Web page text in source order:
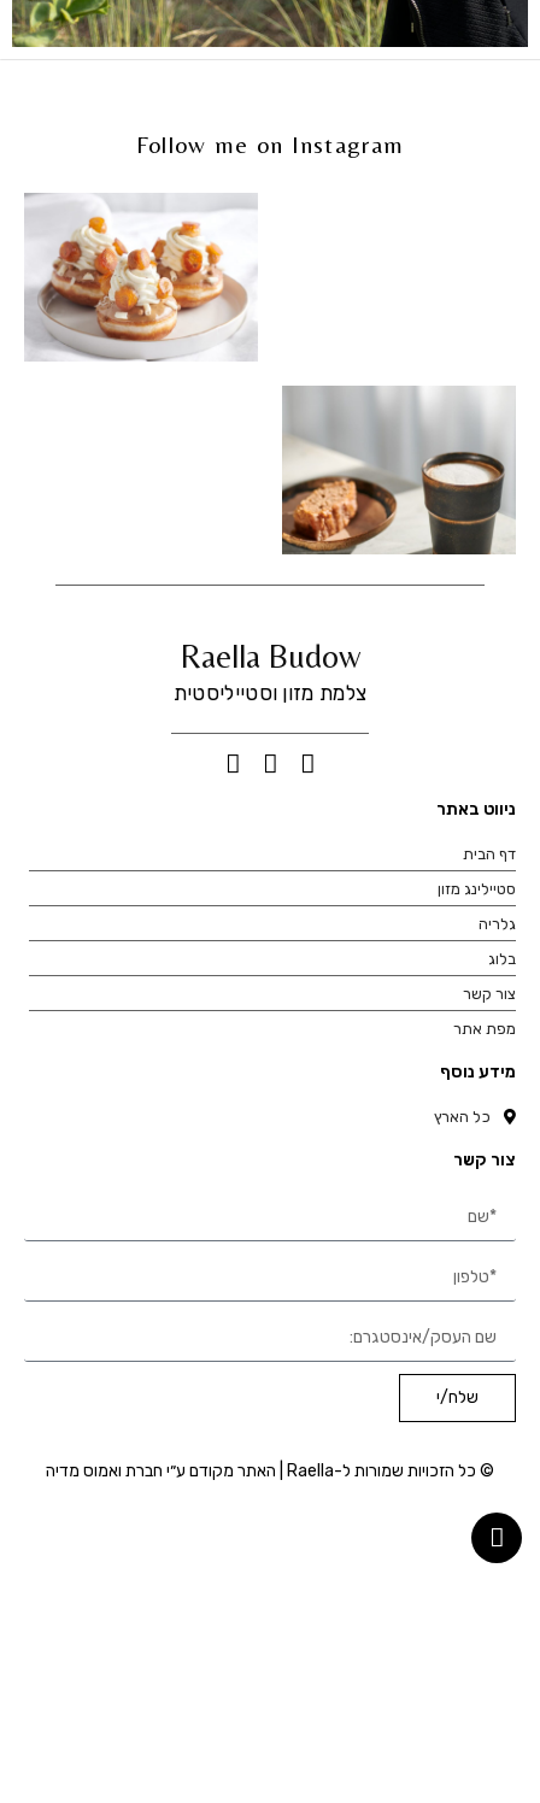
Follow me on Instagram
Raella Budow
צלמת מזון וסטייליסטית
ניווט באתר
דף הבית
סטיילינג מזון
גלריה
בלוג
צור קשר
מפת אתר
מידע נוסף
כל הארץ
צור קשר
שלח/י
© כל הזכויות שמורות ל-Raella | האתר מקודם ע״י חברת ואמוס מדיה